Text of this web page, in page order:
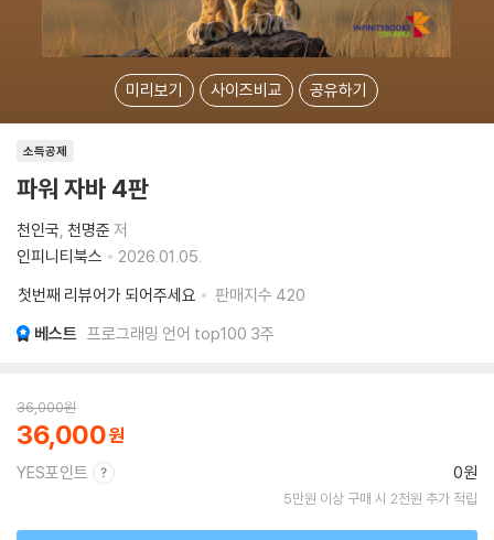
미리보기 사이즈비교 공유하기
소득공제
파워 자바 4판
천인국 천명준 저
인피니티북스
2026.01.05.
첫번째 리뷰어가 되어주세요
판매지수 420
베스트 프로그래밍 언어 top100 3주
36,000원
36,000
YES포인트 0원
5만원 이상 구매 시 2천원 추가 적립